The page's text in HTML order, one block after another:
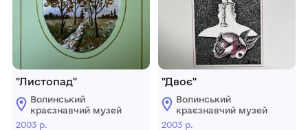
"Листопад"
Волинський
краєзнавчий музей
2003 р.
"Двоє"
Волинський
краєзнавчий музей
2003 р.